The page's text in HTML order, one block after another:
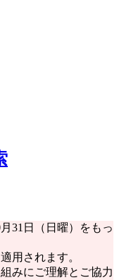
31日（日曜）をもっ
用されます。
みにご理解とご協力